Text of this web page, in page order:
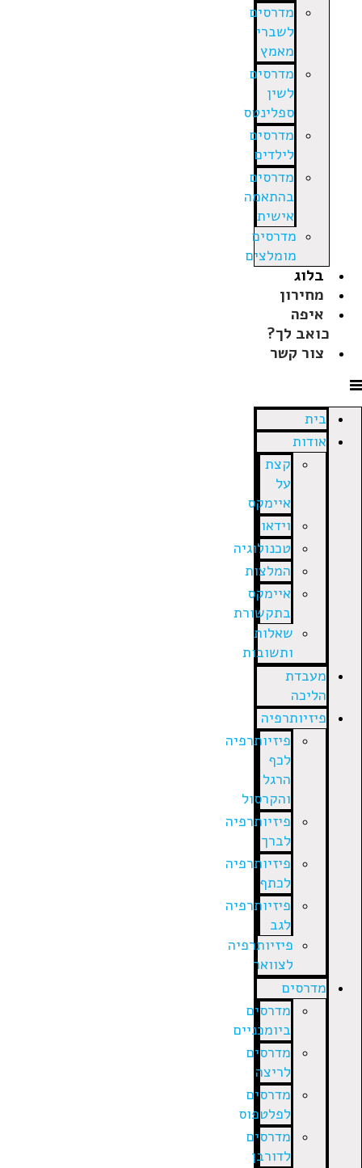
מדרסים
לשברי
מאמץ
מדרסים
לשין
ספלינטס
מדרסים
לילדים
מדרסים
בהתאמה
אישית
מדרסים
מומלצים
בלוג
מחירון
איפה
כואב לך?
צור קשר
בית
אודות
קצת
על
איימקס
וידאו
טכנולוגיה
המלצות
איימקס
בתקשורת
שאלות
ותשובות
מעבדת
הליכה
פיזיותרפיה
פיזיותרפיה
לכף
הרגל
והקרסול
פיזיותרפיה
לברך
פיזיותרפיה
לכתף
פיזיותרפיה
לגב
פיזיותרפיה
לצוואר
מדרסים
מדרסים
ביומכניים
מדרסים
לריצה
מדרסים
לפלטפוס
מדרסים
לדורבן